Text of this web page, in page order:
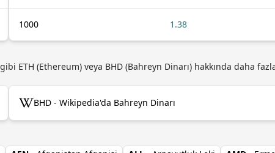
1000 1.38
ETH (Ethereum) veya BHD (Bahreyn Dinarı) hakkında daha
BHD - Wikipedia'da Bahreyn Dinarı